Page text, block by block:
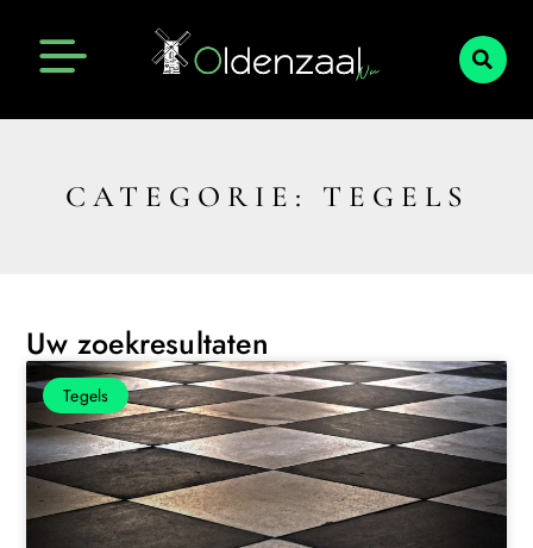
CATEGORIE: TEGELS
Uw zoekresultaten
Tegels